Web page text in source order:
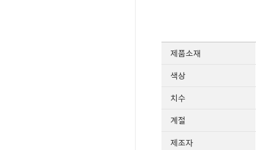
제품소재
색상
치수
계절
제조자